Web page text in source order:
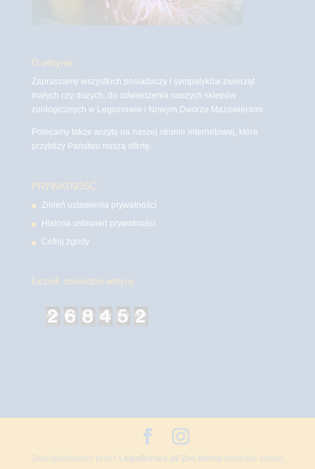
O witrynie
Zapraszamy wszystkich posiadaczy i sympatyków zwierząt
małych czy dużych, do odwiedzenia naszych sklepów
zoologicznych w Legionowie i Nowym Dworze Mazowieckim
Polecamy także wizytę na naszej stronie internetowej, która
przybliży Państwu naszą ofertę.
PRYWATNOŚĆ
Zmień ustawienia prywatności
Historia ustawień prywatności
Cofnij zgody
Licznik odwiedzin witryny
Zaprojektowane przez LegioBiznes.pl/ Zoo Nemowszelkie prawa